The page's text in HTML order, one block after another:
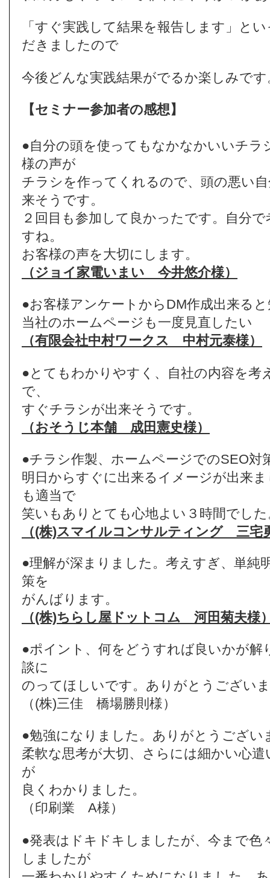
「すぐ実践して結果を報告します」と
だきましたので
今後どんな実践結果がでるか楽しみです
【セミナー参加者の感想】
●自分の頭を使ってもなかなかいいチラ
様の声が
チラシを作ってくれるので、頭の悪い
来そうです。
２回目も参加して良かったです。自分
すね。
お客様の声を大切にします。
（ジョイ家電いまい 今井悠介様）
●お客様アンケートからDM作成出来る
当社のホームページも一度見直したい
（有限会社中村ワークス 中村元泰様）
●とてもわかりやすく、自社の内容を考
で、
すぐチラシが出来そうです。
（おそうじ本舗 成田憲史様）
●チラシ作製、ホームページでのSEO対
明日からすぐに出来るイメージが出来
も適当で
笑いもありとても心地よい３時間でした
（(株)スマイルコンサルティング 三宅
●理解が深まりました。考えすぎ、単純
策を
がんばります。
（(株)ちらし屋ドットコム 河田菊夫様
●ポイント、何をどうすれば良いかが解
談に
のってほしいです。ありがとうござい
（(株)三佳 橋場勝則様）
●勉強になりました。ありがとうござい
柔軟な思考が大切、さらには細かい心
が
良くわかりました。
（印刷業 A様）
●発表はドキドキしましたが、今まで色
しましたが